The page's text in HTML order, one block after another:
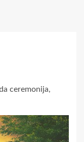
ceremonija,